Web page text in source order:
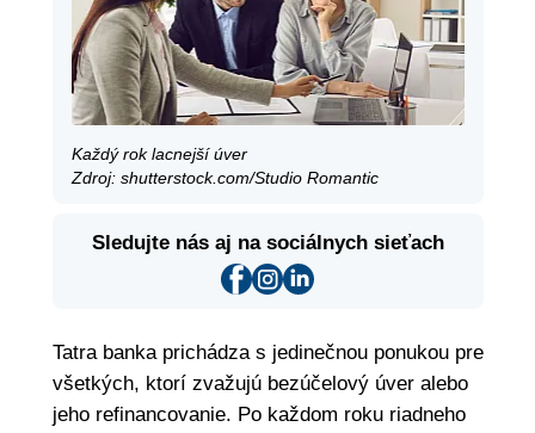
Každý rok lacnejší úver
Zdroj: shutterstock.com/Studio Romantic
Sledujte nás aj na sociálnych sieťach
Tatra banka prichádza s jedinečnou ponukou pre
všetkých, ktorí zvažujú bezúčelový úver alebo
jeho refinancovanie. Po každom roku riadneho